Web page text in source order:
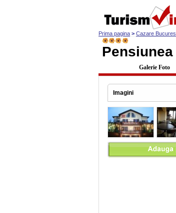
Prima pagina > Cazare
Galerie Foto
Imagini